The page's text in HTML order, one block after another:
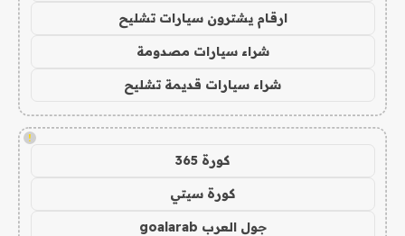
ارقام يشترون سيارات تشليح
شراء سيارات مصدومة
شراء سيارات قديمة تشليح
!
كورة 365
كورة سيتي
جول العرب goalarab